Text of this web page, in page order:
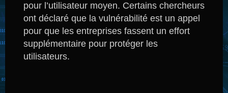
pour l’utilisateur moyen. Certains chercheurs
ont déclaré que la vulnérabilité est un appel
pour que les entreprises fassent un effort
supplémentaire pour protéger les
utilisateurs.